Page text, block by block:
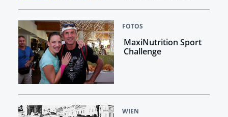
FOTOS
MaxiNutrition Sport
Challenge
WIEN